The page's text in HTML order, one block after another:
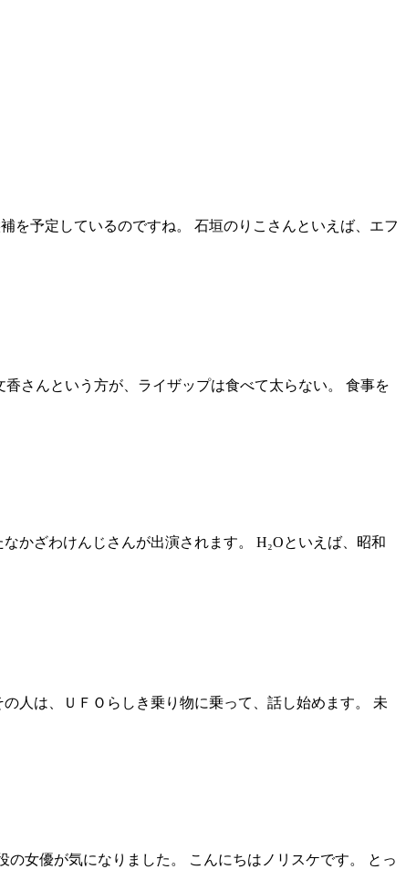
を予定しているのですね。 石垣のりこさんといえば、エフ
さんという方が、ライザップは食べて太らない。 食事を
かざわけんじさんが出演されます。 H₂Oといえば、昭和
人は、ＵＦＯらしき乗り物に乗って、話し始めます。 未
女優が気になりました。 こんにちはノリスケです。 とっ